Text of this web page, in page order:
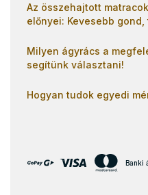
Az összehajtott
előnyei: Kevesebb
Milyen ágyrács a
segítünk választani!
Hogyan tudok egyedi
Banki